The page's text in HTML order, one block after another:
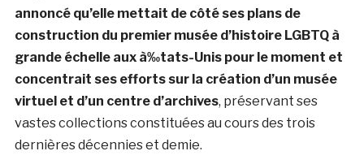
annoncé qu’elle mettait de côté ses plans de
construction du premier musée d’histoire LGBTQ à
grande échelle aux à‰tats-Unis pour le moment et
concentrait ses efforts sur la création d’un musée
virtuel et d’un centre d’archives, préservant ses
vastes collections constituées au cours des trois
dernières décennies et demie.